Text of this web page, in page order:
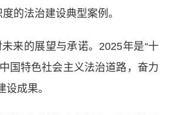
的法治建设典型案例。
来的展望与承诺。2025年是“十
国特色社会主义法治道路，奋力
成果。